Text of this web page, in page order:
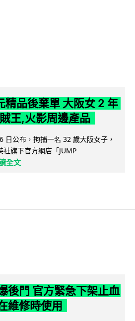
精品後棄單 大阪女 2 年
王,火影周邊產品
日公布，拘捕一名 32 歲大阪女子，
旗下官方網店「JUMP
全文
後門 官方緊急下架止血
維修時使用